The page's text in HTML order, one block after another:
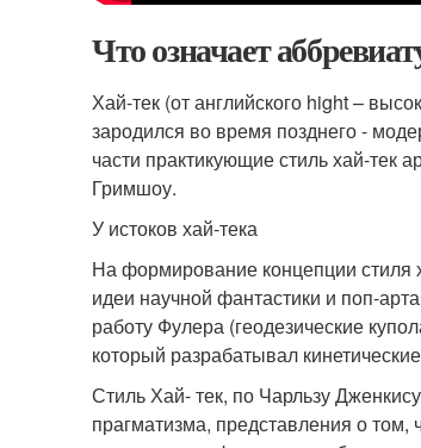
Что означает
Хай-тек (от английского hight –
зародился во время позднего -
части практикующие стиль хай-тек
Гримшоу.
У истоков хай-тека
На формирование концепции стиля
идеи научной фантастики и поп-
работу Фулера (геодезические
который разрабатывал
Стиль Хай- тек, по Чарльзу
прагматизма, представления о том,